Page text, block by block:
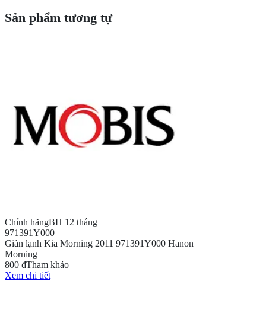
Sản phẩm tương tự
Chính hãngBH 12 tháng
971391Y000
Giàn lạnh Kia Morning 2011 971391Y000 Hanon
Morning
800 ₫Tham khảo
Xem chi tiết